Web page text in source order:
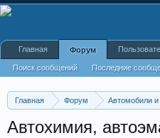
Главная Форум
Автомобили и
Автохимия,
Главная Форум
Поиск сообщений Последние